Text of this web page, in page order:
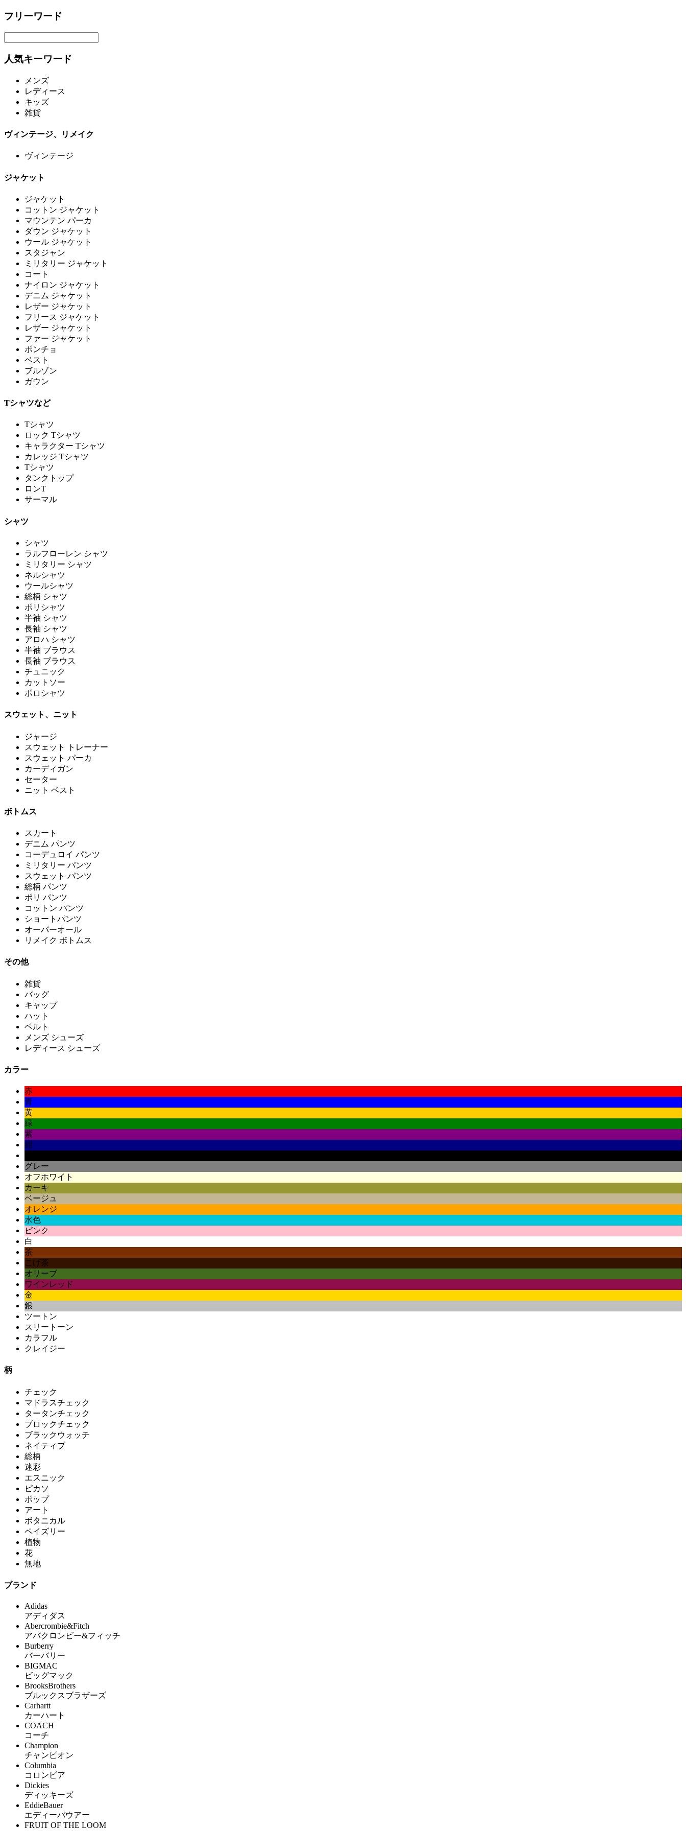
フリーワード
人気キーワード
メンズ
レディース
キッズ
雑貨
ヴィンテージ、リメイク
ヴィンテージ
ジャケット
ジャケット
コットン ジャケット
マウンテン パーカ
ダウン ジャケット
ウール ジャケット
スタジャン
ミリタリー ジャケット
コート
ナイロン ジャケット
デニム ジャケット
レザー ジャケット
フリース ジャケット
レザー ジャケット
ファー ジャケット
ポンチョ
ベスト
ブルゾン
ガウン
Tシャツなど
Tシャツ
ロック Tシャツ
キャラクター Tシャツ
カレッジ Tシャツ
Tシャツ
タンクトップ
ロンT
サーマル
シャツ
シャツ
ラルフローレン シャツ
ミリタリー シャツ
ネルシャツ
ウールシャツ
総柄 シャツ
ポリシャツ
半袖 シャツ
長袖 シャツ
アロハ シャツ
半袖 ブラウス
長袖 ブラウス
チュニック
カットソー
ポロシャツ
スウェット、ニット
ジャージ
スウェット トレーナー
スウェット パーカ
カーディガン
セーター
ニット ベスト
ボトムス
スカート
デニム パンツ
コーデュロイ パンツ
ミリタリー パンツ
スウェット パンツ
総柄 パンツ
ポリ パンツ
コットン パンツ
ショートパンツ
オーバーオール
リメイク ボトムス
その他
雑貨
バッグ
キャップ
ハット
ベルト
メンズ シューズ
レディース シューズ
カラー
赤
青
黄
緑
紫
紺
グレー
オフホワイト
カーキ
ベージュ
オレンジ
水色
ピンク
白
茶
こげ茶
オリーブ
ワインレッド
金
銀
ツートン
スリートーン
カラフル
クレイジー
柄
チェック
マドラスチェック
タータンチェック
ブロックチェック
ブラックウォッチ
ネイティブ
総柄
迷彩
エスニック
ピカソ
ポップ
アート
ボタニカル
ペイズリー
植物
花
無地
ブランド
Adidas
アディダス
Abercrombie&Fitch
アバクロンビー&フィッチ
Burberry
バーバリー
BIGMAC
ビッグマック
BrooksBrothers
ブルックスブラザーズ
Carhartt
カーハート
COACH
コーチ
Champion
チャンピオン
Columbia
コロンビア
Dickies
ディッキーズ
EddieBauer
エディーバウアー
FRUIT OF THE LOOM